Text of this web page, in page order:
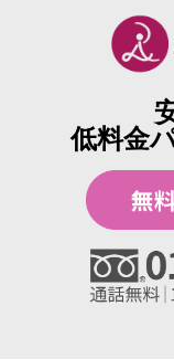
低料金